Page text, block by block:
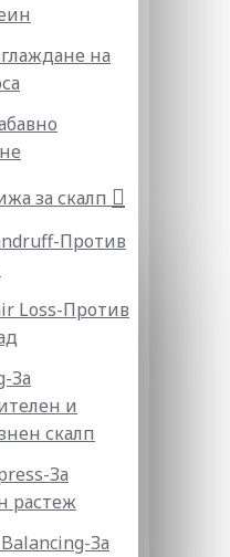
на
за скалп
Против
Loss-Против
За
и
скалп
За
растеж
За